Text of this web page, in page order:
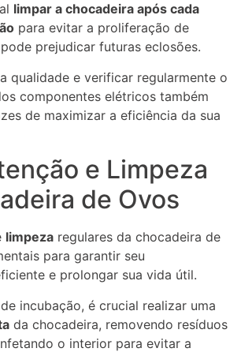
limpar a chocadeira após cada
para evitar a proliferação de
prejudicar futuras eclosões.
qualidade e verificar regularmente o
componentes elétricos também
de maximizar a eficiência da sua
e Limpeza
de Ovos
limpeza regulares da chocadeira de
para garantir seu
e prolongar sua vida útil.
incubação, é crucial realizar uma
da chocadeira, removendo resíduos
o interior para evitar a